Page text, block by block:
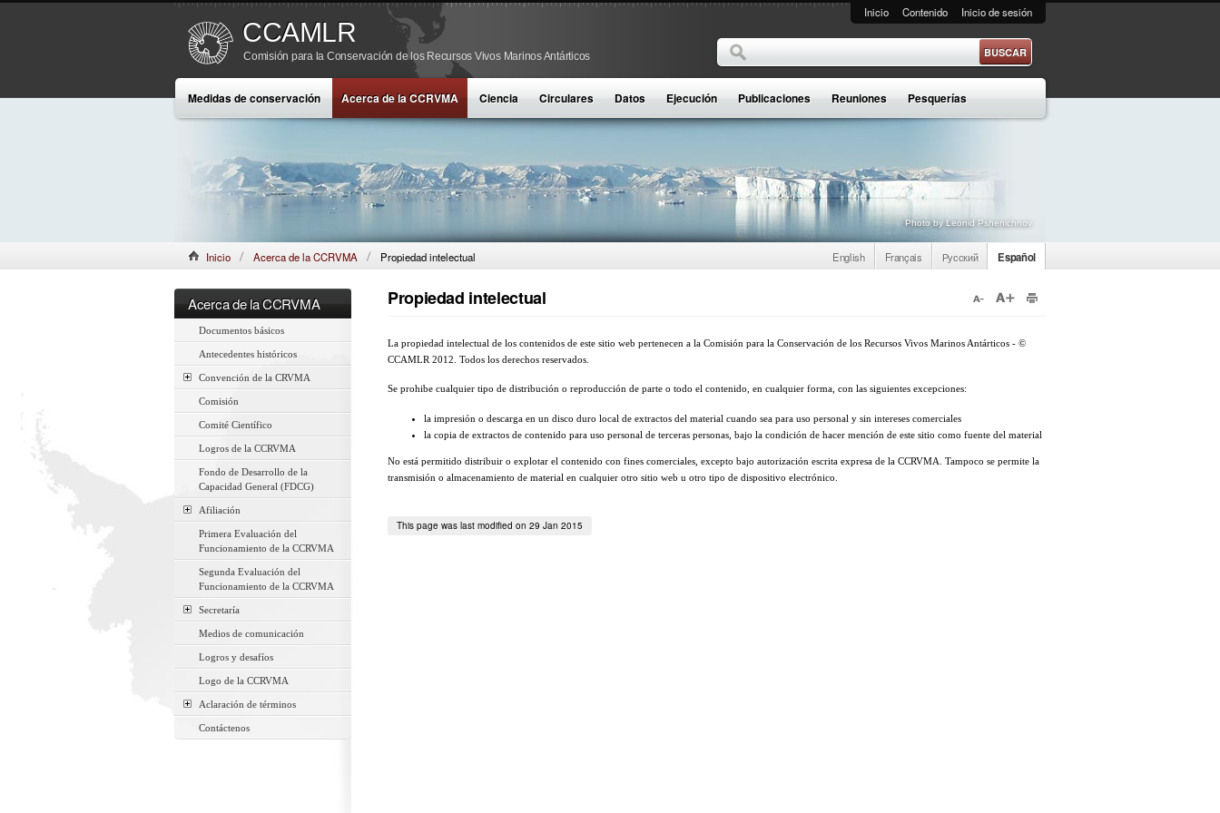
CCAMLR
Comisión para la Conservación de los Recursos Vivos Marinos Antárticos
Inicio Contenido Inicio de sesión
Formulario de búsqueda
Buscar
Medidas de conservación Acerca de la CCRVMA Ciencia Circulares Datos Ejecución Publicaciones Reuniones Pesquerías
Photo by Leonid Pshenichnov
English Français Русский Español
Inicio Acerca de la CCRVMA Propiedad intelectual
Acerca de la CCRVMA
Documentos básicos
Antecedentes históricos
Convención de la CRVMA
Comisión
Comité Científico
Logros de la CCRVMA
Fondo de Desarrollo de la
Capacidad General (FDCG)
Afiliación
Primera Evaluación del
Funcionamiento de la CCRVMA
Segunda Evaluación del
Funcionamiento de la CCRVMA
Secretaría
Medios de comunicación
Logros y desafíos
Logo de la CCRVMA
Aclaración de términos
Contáctenos
Propiedad intelectual
La propiedad intelectual de los contenidos de este sitio web pertenecen a la Comisión para la Conservación de los Recursos Vivos Marinos Antárticos - ©
CCAMLR 2012. Todos los derechos reservados.
Se prohibe cualquier tipo de distribución o reproducción de parte o todo el contenido, en cualquier forma, con las siguientes excepciones:
la impresión o descarga en un disco duro local de extractos del material cuando sea para uso personal y sin intereses comerciales
la copia de extractos de contenido para uso personal de terceras personas, bajo la condición de hacer mención de este sitio como fuente del material
No está permitido distribuir o explotar el contenido con fines comerciales, excepto bajo autorización escrita expresa de la CCRVMA. Tampoco se permite la
transmisión o almacenamiento de material en cualquier otro sitio web u otro tipo de dispositivo electrónico.
This page was last modified on 29 Jan 2015